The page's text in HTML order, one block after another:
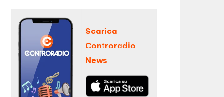
Scarica
Controradio
News